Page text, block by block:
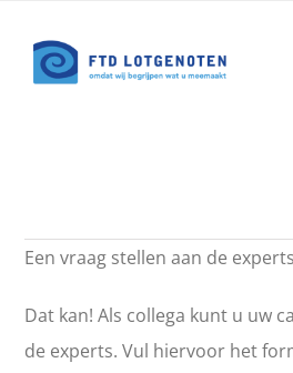
naar
inhoud
Een vraag stellen aan de
Dat kan! Als collega kunt u uw
de experts. Vul hiervoor het